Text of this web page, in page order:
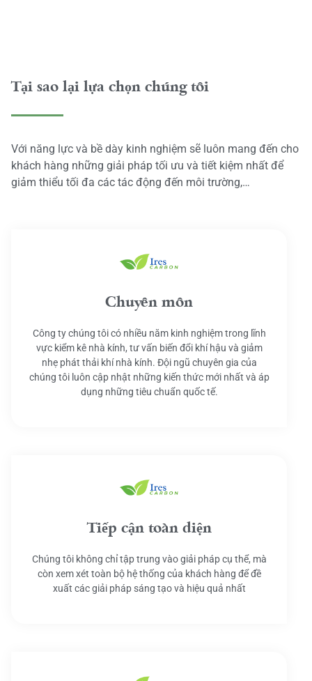
Tại sao lại lựa chọn chúng tôi
Với năng lực và bề dày kinh nghiệm sẽ luôn mang đến cho
khách hàng những giải pháp tối ưu và tiết kiệm nhất để
giảm thiểu tối đa các tác động đến môi trường,…
Chuyên môn
Công ty chúng tôi có nhiều năm kinh nghiệm trong lĩnh
vực kiểm kê nhà kính, tư vấn biến đổi khí hậu và giảm
nhẹ phát thải khí nhà kính. Đội ngũ chuyên gia của
chúng tôi luôn cập nhật những kiến thức mới nhất và áp
dụng những tiêu chuẩn quốc tế.
Tiếp cận toàn diện
Chúng tôi không chỉ tập trung vào giải pháp cụ thể, mà
còn xem xét toàn bộ hệ thống của khách hàng để đề
xuất các giải pháp sáng tạo và hiệu quả nhất